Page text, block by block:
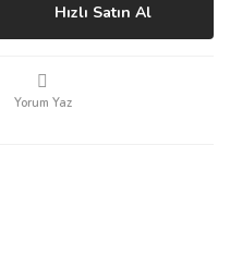
Hızlı Satın Al
Yorum Yaz